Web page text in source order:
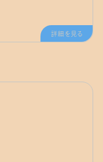
詳細を見る